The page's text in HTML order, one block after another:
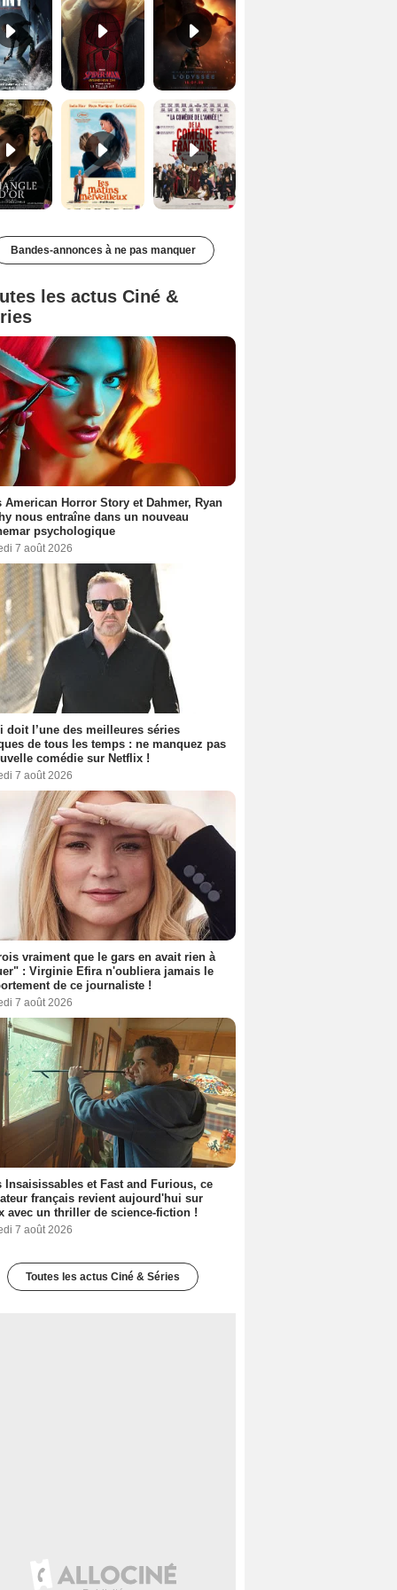
Greene (II)
2 séries
Anne Archer
2 films
Le Triangle d'or Bande-annonce VF De la Comédie-Française Teaser VF
Bandes-annonces à ne pas manquer
les actus Ciné &
American Horror Story et Dahmer, Ryan
nous entraîne dans un nouveau
psychologique
7 août 2026
doit l’une des meilleures séries
de tous les temps : ne manquez pas
comédie sur Netflix !
7 août 2026
vraiment que le gars en avait rien à
: Virginie Efira n'oubliera jamais le
de ce journaliste !
7 août 2026
Insaisissables et Fast and Furious, ce
français revient aujourd'hui sur
avec un thriller de science-fiction !
7 août 2026
Toutes les actus Ciné & Séries